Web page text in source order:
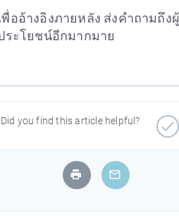
ออ้างอิงภายหลัง ส่งคำถามถึง
ะโยชน์อีกมากมาย
Did you find this article helpful?